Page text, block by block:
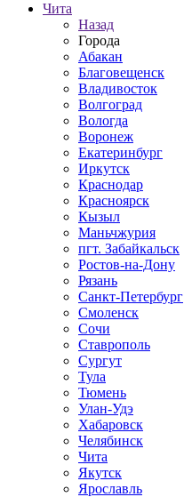
Чита
Назад
Города
Абакан
Благовещенск
Владивосток
Волгоград
Вологда
Воронеж
Екатеринбург
Иркутск
Краснодар
Красноярск
Кызыл
Маньчжурия
пгт. Забайкальск
Ростов-на-Дону
Рязань
Санкт-Петербург
Смоленск
Сочи
Ставрополь
Сургут
Тула
Тюмень
Улан-Удэ
Хабаровск
Челябинск
Чита
Якутск
Ярославль